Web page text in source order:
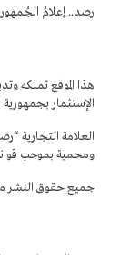
رصد.. إعلامُ الجُمهور
هذا الموقع تملكه
الإستثمار
العلامة التجارية
ومحمية بموجب
جميع حقوق النشر